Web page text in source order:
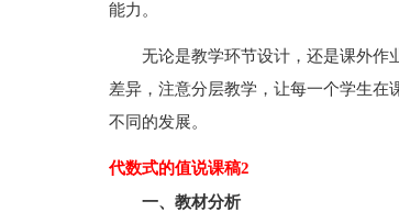
能力。
无论是教学环节设计，还是课外作
差异，注意分层教学，让每一个学生在
不同的发展。
代数式的值说课稿2
一、教材分析